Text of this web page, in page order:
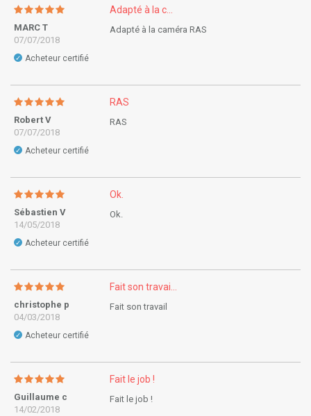
MARC T
07/07/2018
✓ Acheteur certifié
Adapté à la c...
Adapté à la caméra RAS
Robert V
07/07/2018
✓ Acheteur certifié
RAS
RAS
Sébastien V
14/05/2018
✓ Acheteur certifié
Ok.
Ok.
christophe p
04/03/2018
✓ Acheteur certifié
Fait son travai...
Fait son travail
Guillaume c
14/02/2018
Fait le job !
Fait le job !